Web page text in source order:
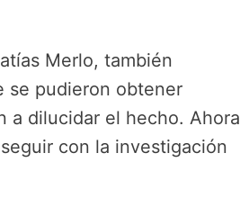
Merlo, también
se pudieron obtener
a dilucidar el hecho. Ahora
con la investigación